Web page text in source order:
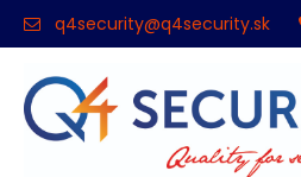
q4security@q4security.sk